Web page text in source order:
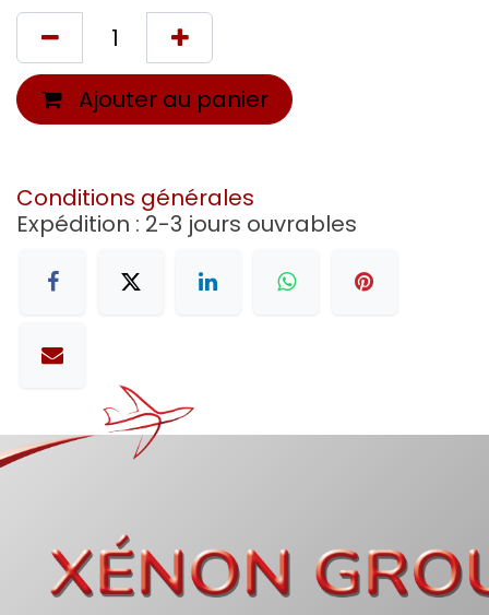
Ajouter au panier
Conditions générales
Expédition : 2-3 jours ouvrables